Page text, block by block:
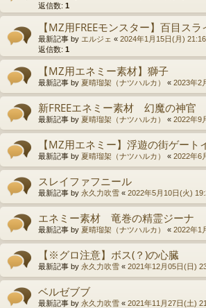
返信数: 1
【MZ用FREEモンスター】百目スラ
最新記事 by エルジェ « 2024年1月15日(月) 21:16
返信数: 1
【MZ用エネミー素材】獅子
最新記事 by 夏晴瑠架（ナツハルカ） « 2023年2
新FREEエネミー素材 幻魔の神官
最新記事 by 夏晴瑠架（ナツハルカ） « 2022年9
【MZ用エネミー】浮遊の街ゲート
最新記事 by 夏晴瑠架（ナツハルカ） « 2022年6
スレイファフニール
最新記事 by 永久力吹雪 « 2022年5月10日(火)
エネミー素材 竜巻の精霊ジーナ
最新記事 by 夏晴瑠架（ナツハルカ） « 2022年1
【※グロ注意】ボス(？)の心臓
最新記事 by 永久力吹雪 « 2021年12月05日(日)
ベルゼブブ
最新記事 by 永久力吹雪 « 2021年11月27日(土)